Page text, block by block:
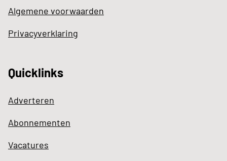
Algemene voorwaarden
Privacyverklaring
Quicklinks
Adverteren
Abonnementen
Vacatures